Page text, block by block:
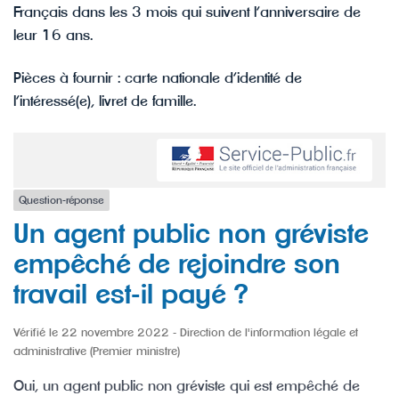
Français dans les 3 mois qui suivent l’anniversaire de
leur 16 ans.
Pièces à fournir : carte nationale d’identité de
l’intéressé(e), livret de famille.
Question-réponse
Un agent public non gréviste
empêché de rejoindre son
travail est-il payé ?
Vérifié le 22 novembre 2022 - Direction de l'information légale et
administrative (Premier ministre)
Oui, un agent public non gréviste qui est empêché de